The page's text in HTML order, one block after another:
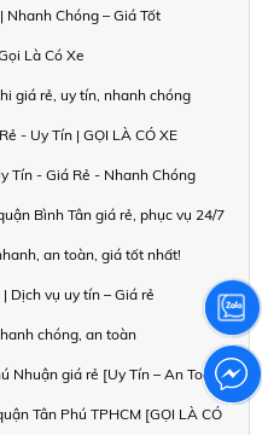
Nhanh Chóng – Giá Tốt
Là Có Xe
giá rẻ, uy tín, nhanh chóng
- Uy Tín | GỌI LÀ CÓ XE
Tín - Giá Rẻ - Nhanh Chóng
Bình Tân giá rẻ, phục vụ 24/7
an toàn, giá tốt nhất!
Dịch vụ uy tín – Giá rẻ
chóng, an toàn
Nhuận giá rẻ [Uy Tín – An Toàn]
Tân Phú TPHCM [GỌI LÀ CÓ